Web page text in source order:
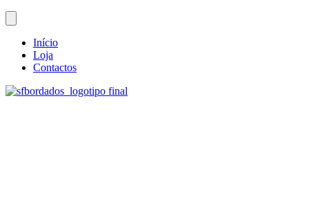
Início
Loja
Contactos